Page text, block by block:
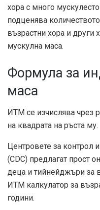
хора с много
подценява
възрастни хора и други
мускулна маса.
Формула за
маса
ИТМ се изчислява чрез
на квадрата на ръста му.
Центровете за контрол
(CDC) предлагат прост
деца и тийнейджъри за
ИТМ калкулатор за
години.